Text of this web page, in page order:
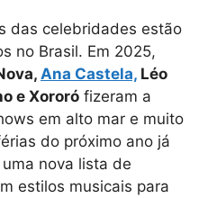
das celebridades estão
no Brasil. Em 2025,
Ana Castela, Léo
e Xororó fizeram a
em alto mar e muito
do próximo ano já
nova lista de
estilos musicais para